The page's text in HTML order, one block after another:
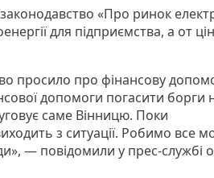
«Про ринок
для підприємства, а от
просило про фінансову
допомоги погасити
саме Вінницю. Поки
з ситуації. Робимо все
— повідомили у прес-службі